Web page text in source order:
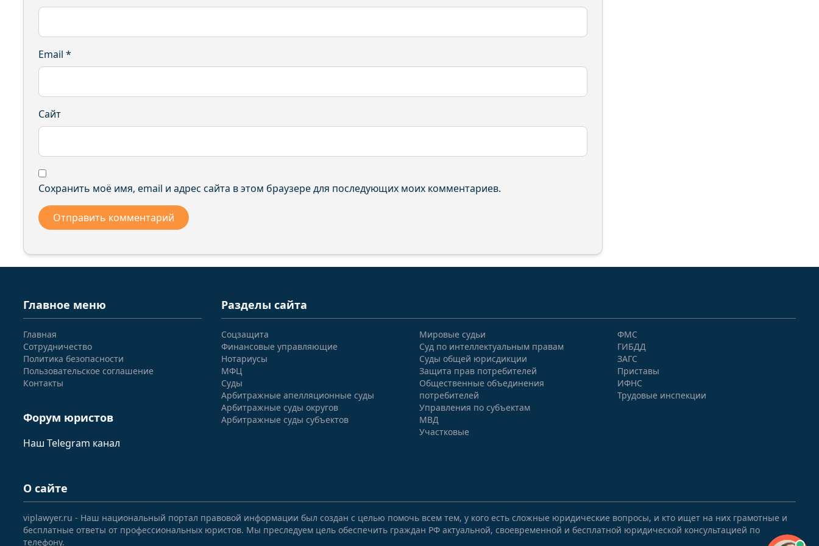
Email *
Сайт
Сохранить моё имя, email и адрес сайта в этом браузере для последующих моих комментариев.
Главное меню
Главная
Сотрудничество
Политика безопасности
Пользовательское соглашение
Контакты
Форум юристов
Наш Telegram канал
Разделы сайта
Соцзащита
Финансовые управляющие
Нотариусы
МФЦ
Суды
Арбитражные апелляционные суды
Арбитражные суды округов
Арбитражные суды субъектов
Мировые судьи
Суд по интеллектуальным правам
Суды общей юрисдикции
Защита прав потребителей
Общественные объединения
потребителей
Управления по субъектам
МВД
Участковые
ФМС
ГИБДД
ЗАГС
Приставы
ИФНС
Трудовые инспекции
О сайте
viplawyer.ru - Наш национальный портал правовой информации был создан с целью помочь всем тем, у кого есть сложные юридические вопросы, и кто ищет на них грамотные и
бесплатные ответы от профессиональных юристов. Мы преследуем цель обеспечить граждан РФ актуальной, своевременной и бесплатной юридической консультацией по
телефону.